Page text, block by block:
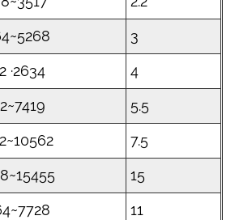
3
·2634 4
5.5
7.5
15
11